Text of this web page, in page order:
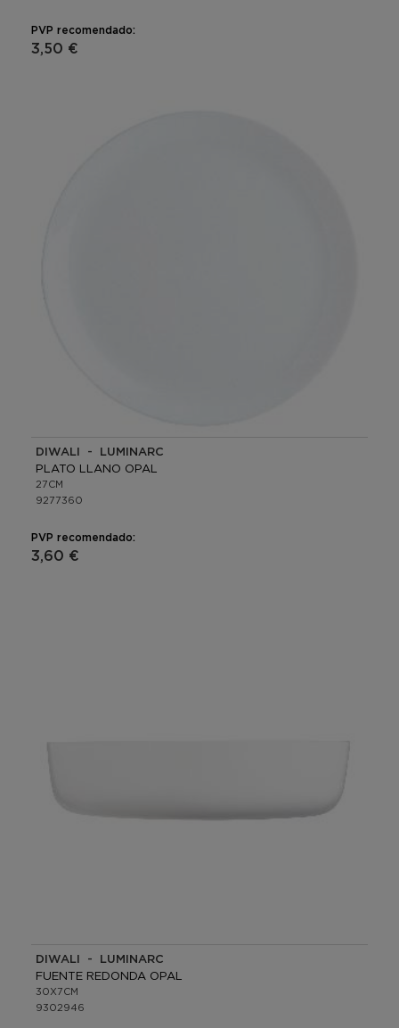
PVP recomendado:
3,50 €
DIWALI - LUMINARC
PLATO LLANO OPAL
27CM
9277360
PVP recomendado:
3,60 €
DIWALI - LUMINARC
FUENTE REDONDA OPAL
30X7CM
9302946